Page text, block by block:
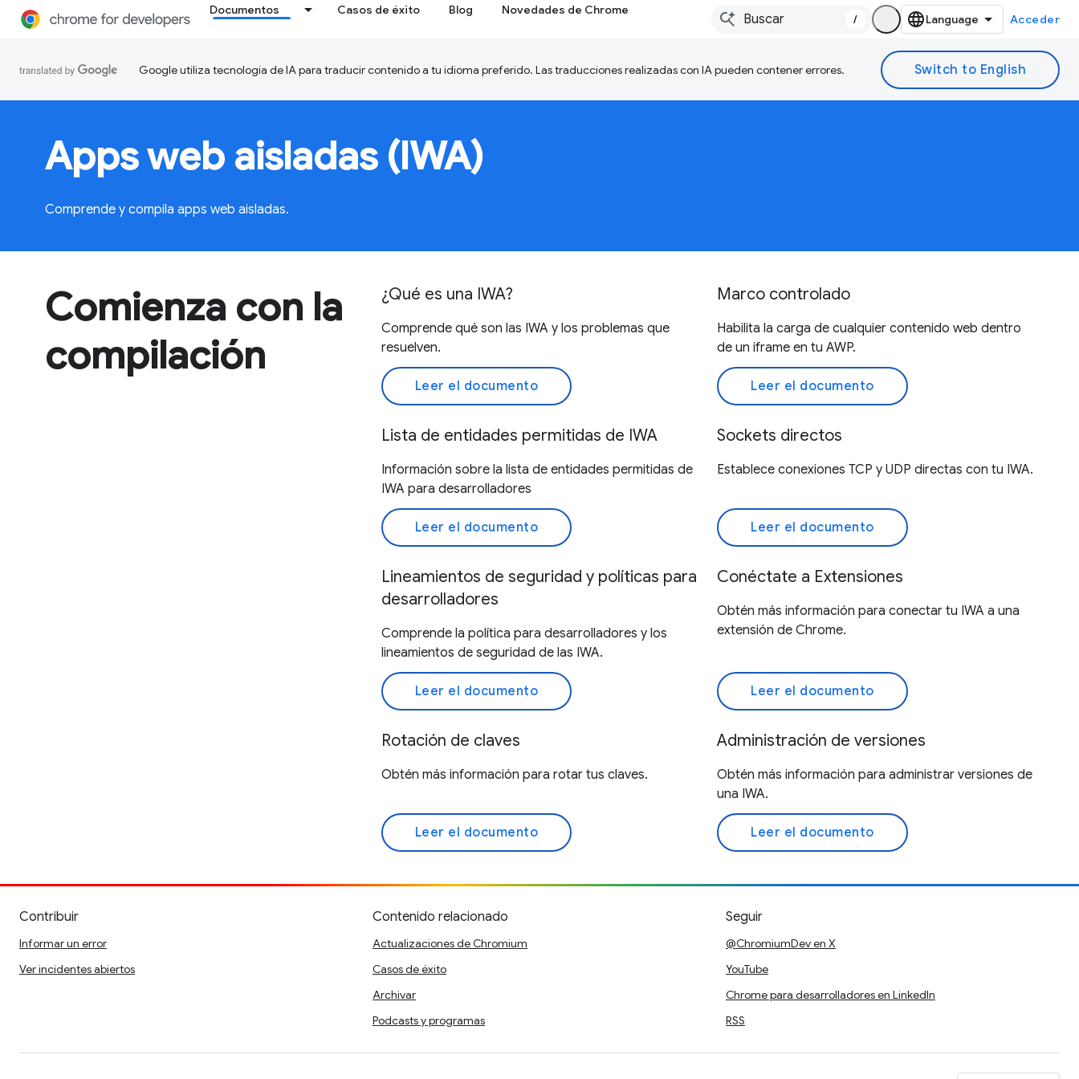
Documentos Casos de éxito Blog Novedades de Chrome
/ Acceder
Google utiliza tecnología de IA para traducir contenido a tu idioma preferido. Las traducciones realizadas con IA pueden contener errores.
Apps web aisladas (IWA)
Comprende y compila apps web aisladas.
Comienza con la
compilación
¿Qué es una IWA?
Comprende qué son las IWA y los problemas que
resuelven.
Leer el documento
Marco controlado
Habilita la carga de cualquier contenido web dentro
de un iframe en tu AWP.
Leer el documento
Lista de entidades permitidas de IWA
Información sobre la lista de entidades permitidas de
IWA para desarrolladores
Leer el documento
Sockets directos
Establece conexiones TCP y UDP directas con tu IWA.
Leer el documento
Lineamientos de seguridad y políticas para
desarrolladores
Comprende la política para desarrolladores y los
lineamientos de seguridad de las IWA.
Leer el documento
Conéctate a Extensiones
Obtén más información para conectar tu IWA a una
extensión de Chrome.
Leer el documento
Rotación de claves
Obtén más información para rotar tus claves.
Leer el documento
Administración de versiones
Obtén más información para administrar versiones de
una IWA.
Leer el documento
Contribuir
Informar un error
Ver incidentes abiertos
Contenido relacionado
Actualizaciones de Chromium
Casos de éxito
Archivar
Podcasts y programas
Seguir
@ChromiumDev en X
YouTube
Chrome para desarrolladores en LinkedIn
RSS